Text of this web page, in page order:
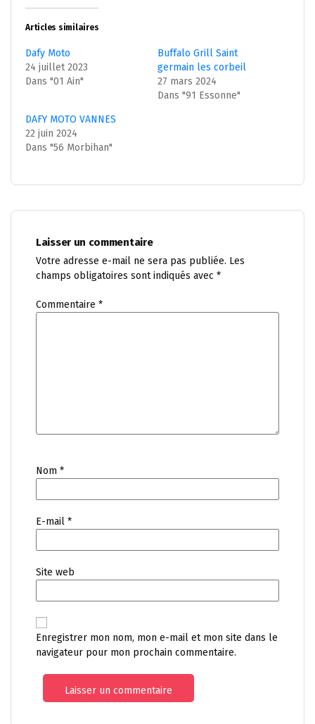
Articles similaires
Dafy Moto
24 juillet 2023
Dans "01 Ain"
Buffalo Grill Saint
germain les corbeil
27 mars 2024
Dans "91 Essonne"
DAFY MOTO VANNES
22 juin 2024
Dans "56 Morbihan"
Laisser un commentaire
Votre adresse e-mail ne sera pas publiée. Les
champs obligatoires sont indiqués avec *
Commentaire *
Nom *
E-mail *
Site web
Enregistrer mon nom, mon e-mail et mon site dans le
navigateur pour mon prochain commentaire.